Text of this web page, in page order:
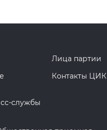
Лица партии
Контакты ЦИК
службы